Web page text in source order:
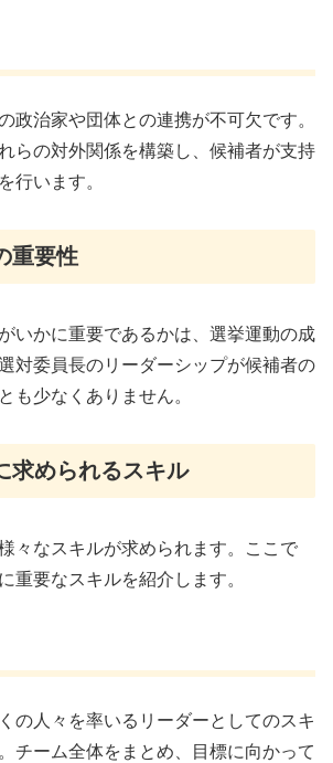
政治家や団体との連携が不可欠です。
らの対外関係を構築し、候補者が支持
行います。
重要性
いかに重要であるかは、選挙運動の成
対委員長のリーダーシップが候補者の
も少なくありません。
求められるスキル
々なスキルが求められます。ここで
重要なスキルを紹介します。
の人々を率いるリーダーとしてのスキ
チーム全体をまとめ、目標に向かって